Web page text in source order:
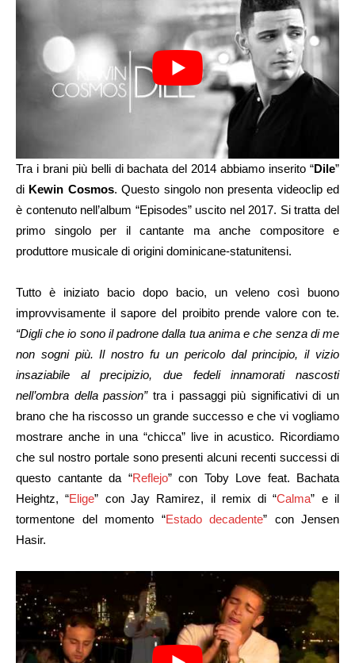
Tra i brani più belli di bachata del 2014 abbiamo inserito “Dile”
di Kewin Cosmos. Questo singolo non presenta videoclip ed
è contenuto nell’album “Episodes” uscito nel 2017. Si tratta del
primo singolo per il cantante ma anche compositore e
produttore musicale di origini dominicane-statunitensi.
Tutto è iniziato bacio dopo bacio, un veleno così buono
improvvisamente il sapore del proibito prende valore con te.
“Digli che io sono il padrone dalla tua anima e che senza di me
non sogni più. Il nostro fu un pericolo dal principio, il vizio
insaziabile al precipizio, due fedeli innamorati nascosti
nell’ombra della passion”tra i passaggi più significativi di un
brano che ha riscosso un grande successo e che vi vogliamo
mostrare anche in una “chicca” live in acustico. Ricordiamo
che sul nostro portale sono presenti alcuni recenti successi di
questo cantante da “Reflejo” con Toby Love feat. Bachata
Heightz, “Elige” con Jay Ramirez, il remix di “Calma” e il
tormentone del momento “Estado decadente” con Jensen
Hasir.